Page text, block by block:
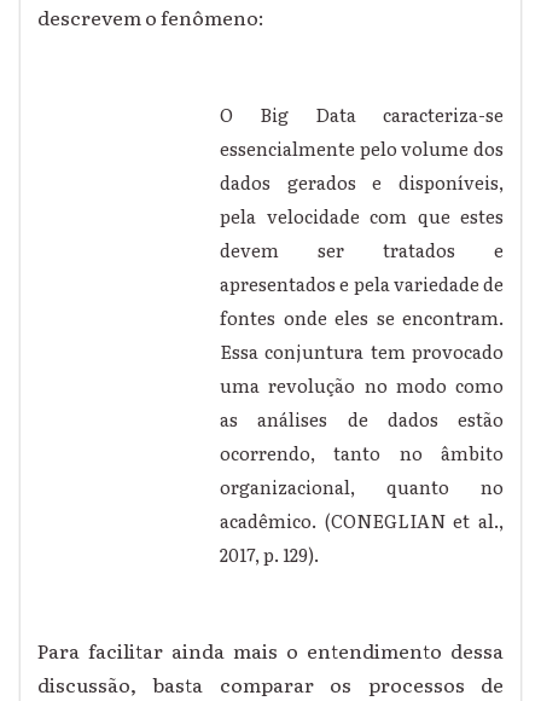
descrevem o fenômeno:
O Big Data caracteriza-se
essencialmente pelo volume dos
dados gerados e disponíveis,
pela velocidade com que estes
devem ser tratados e
apresentados e pela variedade de
fontes onde eles se encontram.
Essa conjuntura tem provocado
uma revolução no modo como
as análises de dados estão
ocorrendo, tanto no âmbito
organizacional, quanto no
acadêmico. (CONEGLIAN et al.,
2017, p. 129).
Para facilitar ainda mais o entendimento dessa
discussão, basta comparar os processos de